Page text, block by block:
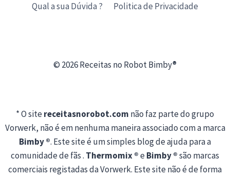
Qual a sua Dúvida ?
Politica de Privacidade
© 2026 Receitas no Robot Bimby®
* O sitereceitasnorobot.com não faz parte do grupo
Vorwerk, não é em nenhuma maneira associado com a marca
Bimby ®. Este site é um simples blog de ajuda para a
comunidade de fãs . Thermomix ®eBimby ®são marcas
comerciais registadas da Vorwerk. Este site não é de forma